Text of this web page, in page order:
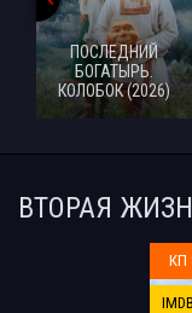
ПОСЛЕДНИЙ
БОГАТЫРЬ.
КОЛОБОК (2026)
ВТОРАЯ
КП